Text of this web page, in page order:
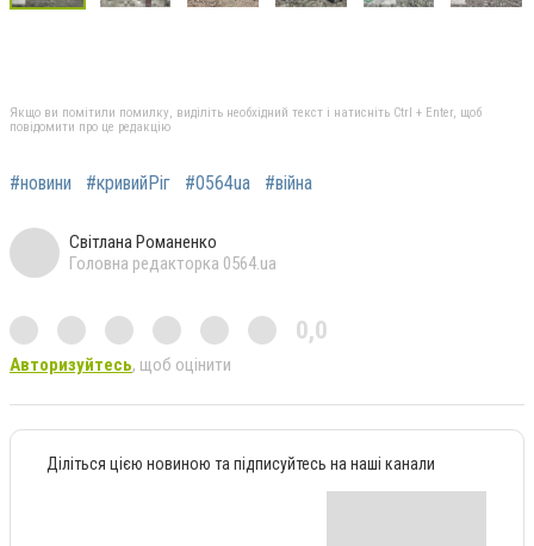
Якщо ви помітили помилку, виділіть необхідний текст і натисніть Ctrl + Enter, щоб
повідомити про це редакцію
#новини #кривийРіг #0564ua #війна
Світлана Романенко
Головна редакторка 0564.ua
0,0
Авторизуйтесь, щоб оцінити
Діліться цією новиною та підписуйтесь на наші канали